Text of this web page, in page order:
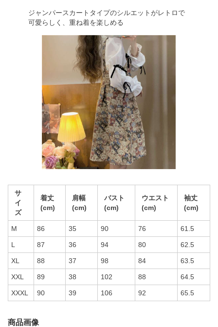
ジャンパースカートタイプのシルエットがレトロで
可愛らしく、重ね着を楽しめる
サ
イ
ズ
着丈
(cm)
肩幅
(cm)
バスト
(cm)
ウエスト
(cm)
袖丈
(cm)
M 86 35 90 76 61.5
L 87 36 94 80 62.5
XL 88 37 98 84 63.5
XXL 89 38 102 88 64.5
XXXL 90 39 106 92 65.5
商品画像